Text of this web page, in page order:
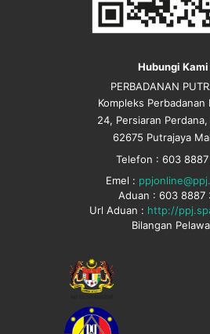
Hubungi Kami
PERBADANAN
Kompleks Perbadanan
24, Persiaran
62675 Putrajaya
Telefon : 603
Emel :
Aduan : 603 8887
Url Aduan : http://
Bilangan